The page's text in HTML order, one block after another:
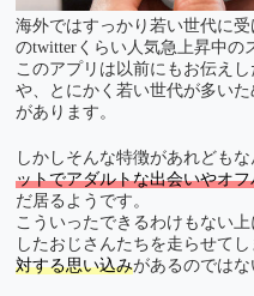
海外ではすっかり若い世代に
のtwitterくらい人気急上昇中の
このアプリは以前にもお伝え
や、とにかく若い世代が多い
があります。
しかしそんな特徴があれども
ットでアダルトな出会いやオフ
だ居るようです。
こういったできるわけもない
したおじさんたちを走らせて
対する思い込みがあるのではな